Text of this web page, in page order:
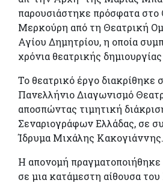
παρουσιάστηκε πρόσφατα
Μερκούρη από τη Θεατρική
Αγίου Δημητρίου, η οποία
χρόνια θεατρικής
Το θεατρικό έργο διακρίθηκε
Πανελλήνιο Διαγωνισμό
αποσπώντας τιμητική
Σεναριογράφων Ελλάδας, σε
Ίδρυμα Μιχάλης Κακογιάννης.
Η απονομή πραγματοποιήθηκε
σε μια κατάμεστη αίθουσα του